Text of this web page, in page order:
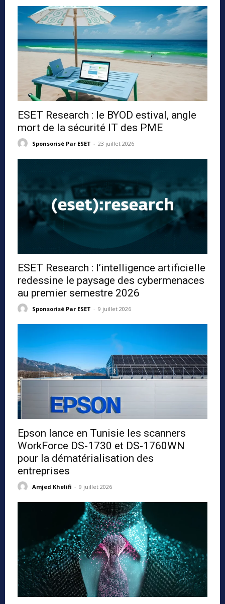
ESET Research : le BYOD estival, angle
mort de la sécurité IT des PME
Sponsorisé Par ESET - 23 juillet 2026
ESET Research : l’intelligence artificielle
redessine le paysage des cybermenaces
au premier semestre 2026
Sponsorisé Par ESET - 9 juillet 2026
Epson lance en Tunisie les scanners
WorkForce DS-1730 et DS-1760WN
pour la dématérialisation des
entreprises
Amjed Khelifi - 9 juillet 2026